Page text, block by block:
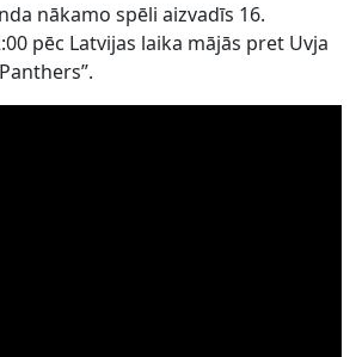
nākamo spēli aizvadīs 16.
pēc Latvijas laika mājās pret Uvja